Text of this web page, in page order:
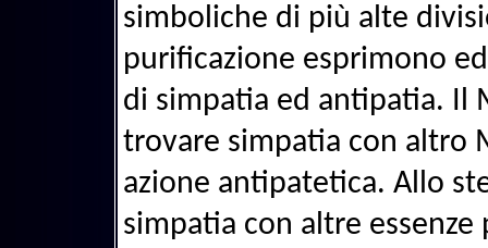
simboliche di più alte
purificazione esprimono
di simpatia ed antipatia. Il
trovare simpatia con altro
azione antipatetica. Allo
simpatia con altre